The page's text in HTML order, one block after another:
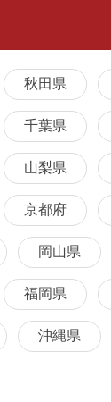
秋田県
千葉県
山梨県
京都府
岡山県
福岡県
沖縄県